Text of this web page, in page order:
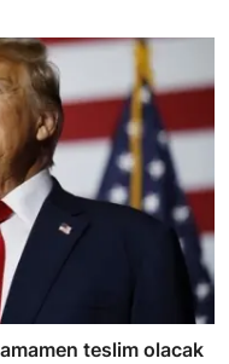
teslim olacak